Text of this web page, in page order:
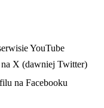
YouTube
X (dawniej Twitter)
na Facebooku